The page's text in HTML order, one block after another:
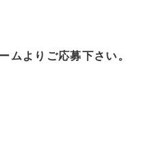
ムよりご応募下さい。